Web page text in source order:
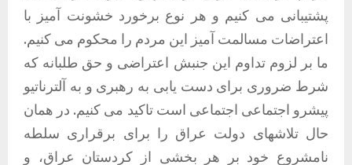
پشتیبانی می کنیم و هر نوع برخورد خشونت آمیز با
اعتراضات مسالمت آمیز این مردم را محکوم می کنیم.
ما بر لزوم تداوم این جنبش اعتراضی و حق طلبانه که
شرط ضروری برای دست یابی به رهبری و به آلترناتیو
پیشرو اجتماعی اجتماعی است تاکید می کنیم. در همان
حال تلاشهای دولت عراق را برای برقراری سلطه
نامشروع خود بر هر بخشی از کردستان عراق، و